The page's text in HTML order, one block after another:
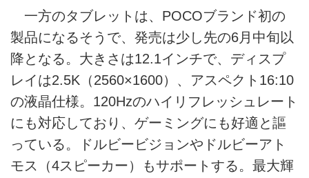
一方のタブレットは、POCOブランド初の
製品になるそうで、発売は少し先の6月中旬以
降となる。大きさは12.1インチで、ディスプ
レイは2.5K（2560×1600）、アスペクト16:10
の液晶仕様。120Hzのハイリフレッシュレート
にも対応しており、ゲーミングにも好適と謳
っている。ドルビービジョンやドルビーアト
モス（4スピーカー）もサポートする。最大輝